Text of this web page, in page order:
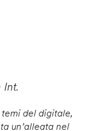
Int.
del digitale,
un’alleata nel